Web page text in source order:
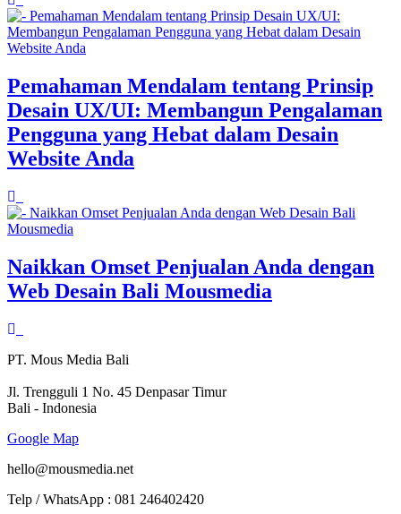
Pemahaman Mendalam tentang Prinsip
Desain UX/UI: Membangun Pengalaman
Pengguna yang Hebat dalam Desain
Website Anda
Naikkan Omset Penjualan Anda dengan
Web Desain Bali Mousmedia
PT. Mous Media Bali
Jl. Trengguli 1 No. 45 Denpasar Timur
Bali - Indonesia
Google Map
hello@mousmedia.net
Telp / WhatsApp : 081 246402420